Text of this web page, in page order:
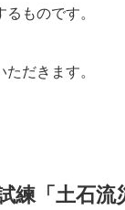
ものです。
だきます。
「土石流